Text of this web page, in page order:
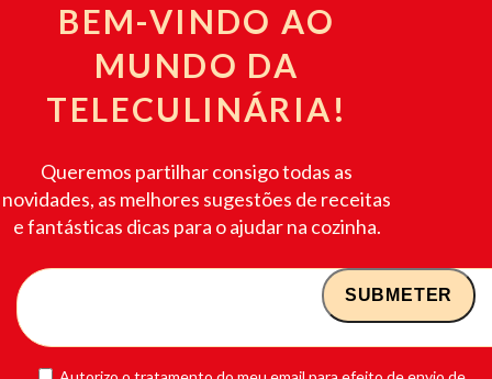
BEM-VINDO AO
MUNDO DA
TELECULINÁRIA!
Queremos partilhar consigo todas as
novidades, as melhores sugestões de receitas
e fantásticas dicas para o ajudar na cozinha.